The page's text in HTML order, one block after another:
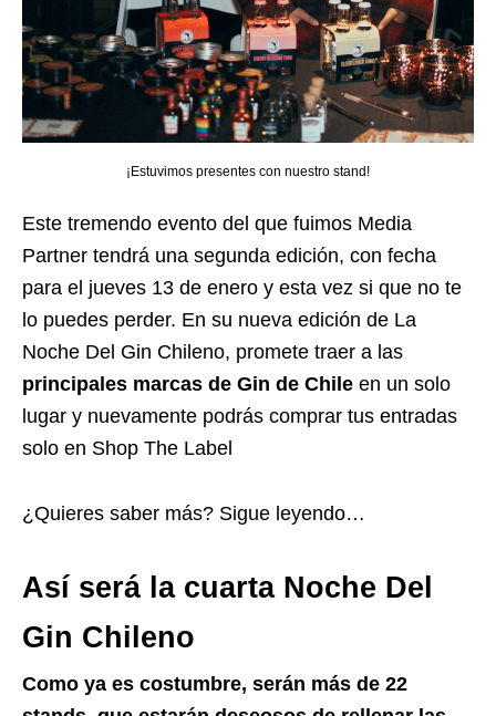
¡Estuvimos presentes con nuestro stand!
Este tremendo evento del que fuimos Media
Partner tendrá una segunda edición, con fecha
para el jueves 13 de enero y esta vez si que no te
lo puedes perder. En su nueva edición de La
Noche Del Gin Chileno, promete traer a las
principales marcas de Gin de Chile en un solo
lugar y nuevamente podrás comprar tus entradas
solo en Shop The Label
¿Quieres saber más? Sigue leyendo…
Así será la cuarta Noche Del
Gin Chileno
Como ya es costumbre, serán más de 22